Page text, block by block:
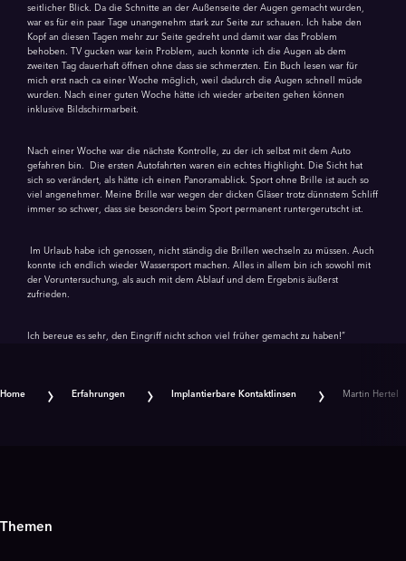
seitlicher Blick. Da die Schnitte an der Außenseite der Augen gemacht wurden,
war es für ein paar Tage unangenehm stark zur Seite zur schauen. Ich habe den
Kopf an diesen Tagen mehr zur Seite gedreht und damit war das Problem
behoben. TV gucken war kein Problem, auch konnte ich die Augen ab dem
zweiten Tag dauerhaft öffnen ohne dass sie schmerzten. Ein Buch lesen war für
mich erst nach ca einer Woche möglich, weil dadurch die Augen schnell müde
wurden. Nach einer guten Woche hätte ich wieder arbeiten gehen können
inklusive Bildschirmarbeit.
Nach einer Woche war die nächste Kontrolle, zu der ich selbst mit dem Auto
gefahren bin. Die ersten Autofahrten waren ein echtes Highlight. Die Sicht hat
sich so verändert, als hätte ich einen Panoramablick. Sport ohne Brille ist auch so
viel angenehmer. Meine Brille war wegen der dicken Gläser trotz dünnstem Schliff
immer so schwer, dass sie besonders beim Sport permanent runtergerutscht ist.
Im Urlaub habe ich genossen, nicht ständig die Brillen wechseln zu müssen. Auch
konnte ich endlich wieder Wassersport machen. Alles in allem bin ich sowohl mit
der Voruntersuchung, als auch mit dem Ablauf und dem Ergebnis äußerst
zufrieden.
Ich bereue es sehr, den Eingriff nicht schon viel früher gemacht zu haben!”
Home Erfahrungen Implantierbare Kontaktlinsen Martin Hertel
Themen